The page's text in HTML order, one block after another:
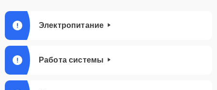
Электропитание
Работа системы